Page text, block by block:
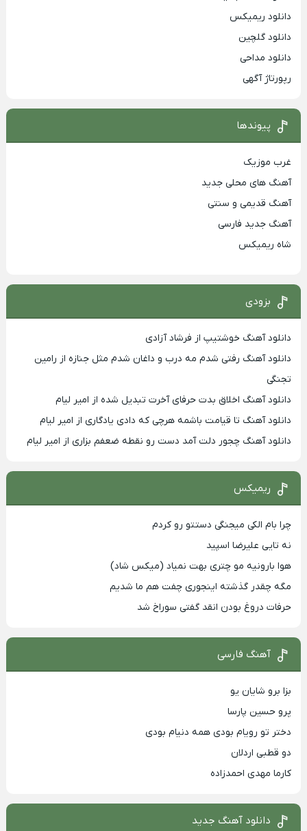
دانلود ریمیکس
دانلود گلچین
دانلود مداحی
رپورتاژ آگهی
پیوندها
غرب موزیک
آهنگ های محلی جدید
آهنگ قدیمی و سنتی
آهنگ جدید فارسی
شاه ریمیکس
بزودی
دانلود آهنگ خوشتیپ از فرشاد آزادی
دانلود آهنگ رفتی شدم مه درب و داغان شدم مثل جنازه از رامین
تجنگی
دانلود آهنگ اخلاق بدت حرفای آخرت تبدیل شده از امیر لیام
دانلود آهنگ تا قیامت باشمه هرچی که دادی یادگاری از امیر لیام
دانلود آهنگ چجور دلت آمد دست رو نقطه ضعفم بزاری از امیر لیام
ریمیکس
چرا بام الکی میجنگی دستتو رو کردم
نه تایی علیرضا اسپید
هوا بارونیه مو چتری بهت نمیاد (میکس شاد)
مگه چقدر گذشته اینجوری چفت هم ما شدیم
حرفات دروغ بودن انقد گفتی سوراخ شد
آهنگ فارسی
بزا برو شایان یو
پرو حسین پارسا
دختر تو رویام بودی همه دنیام بودی
دو قطبی اردلان
کارما مهدی احمدزاده
دانلود آهنگ جدید